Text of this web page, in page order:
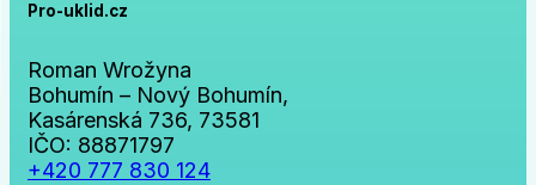
Pro-uklid.cz
Roman Wrožyna
Bohumín – Nový Bohumín,
Kasárenská 736, 73581
IČO: 88871797
+420 777 830 124